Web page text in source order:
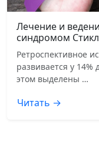
Лечение и
синдромом
Ретроспективное
развивается у
этом выделены …
Читать →